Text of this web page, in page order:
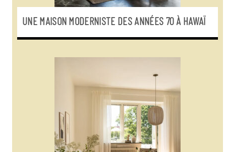
UNE MAISON MODERNISTE DES ANNÉES 70 À HAWAÏ